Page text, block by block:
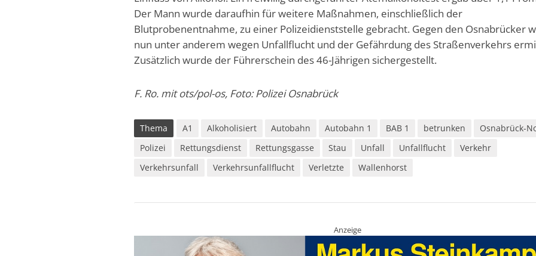
Der Mann wurde daraufhin für weitere Maßnahmen, einschließlich der
Blutprobenentnahme, zu einer Polizeidienststelle gebracht. Gegen den Osnabrücker
nun unter anderem wegen Unfallflucht und der Gefährdung des Straßenverkehrs
Zusätzlich wurde der Führerschein des 46-Jährigen sichergestellt.
F. Ro. mit ots/pol-os, Foto: Polizei Osnabrück
Thema A1 Alkoholisiert Autobahn Autobahn 1 BAB 1 betrunken
Osnabrück-
Polizei
Rettungsdienst Rettungsgasse Stau Unfall Unfallflucht
Verkehr
Verkehrsunfall
Verkehrsunfallflucht Verletzte Wallenhorst
Anzeige